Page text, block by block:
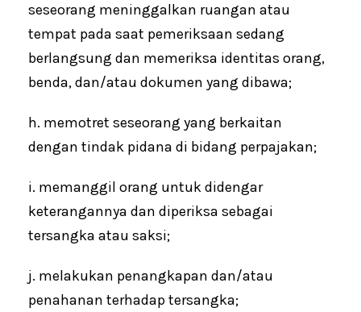
seseorang meninggalkan ruangan atau
tempat pada saat pemeriksaan sedang
berlangsung dan memeriksa identitas orang,
benda, dan/atau dokumen yang dibawa;
h. memotret seseorang yang berkaitan
dengan tindak pidana di bidang perpajakan;
i. memanggil orang untuk didengar
keterangannya dan diperiksa sebagai
tersangka atau saksi;
j. melakukan penangkapan dan/atau
penahanan terhadap tersangka;